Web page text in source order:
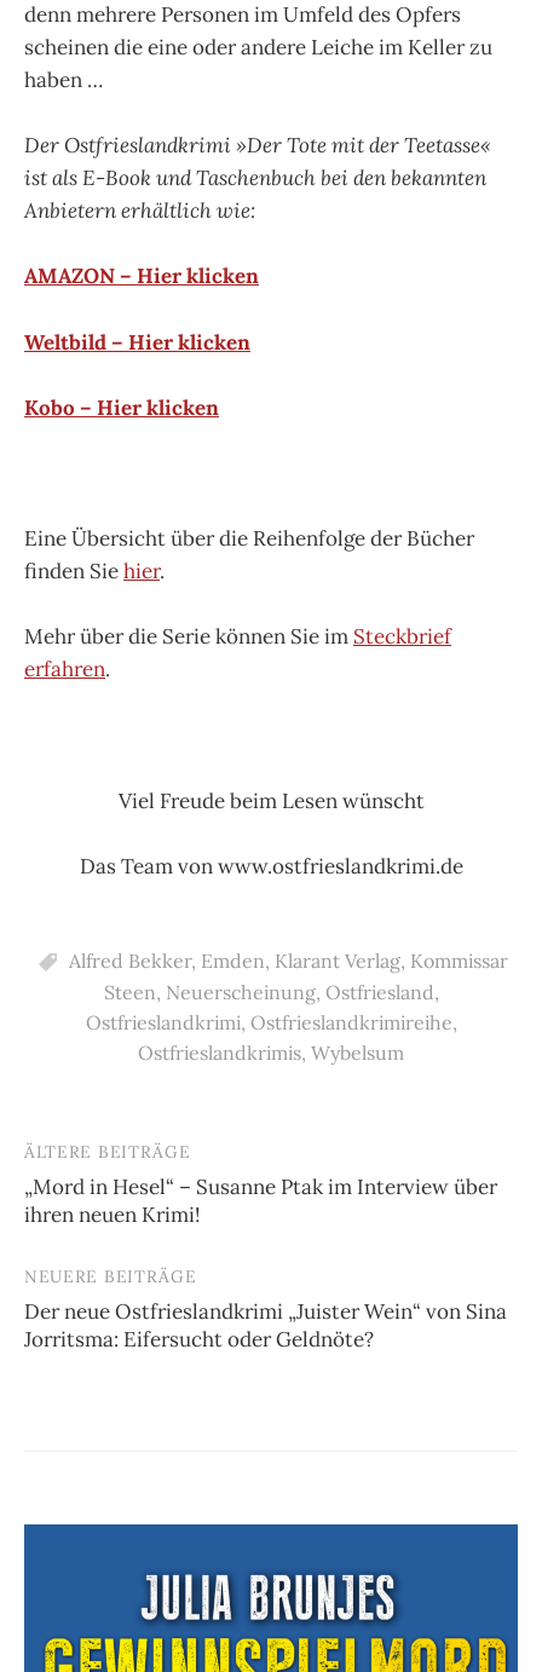
denn mehrere Personen im Umfeld des Opfers
scheinen die eine oder andere Leiche im Keller zu
haben …
Der Ostfrieslandkrimi »Der Tote mit der Teetasse«
ist als E-Book und Taschenbuch bei den bekannten
Anbietern erhältlich wie:
AMAZON – Hier klicken
Weltbild – Hier klicken
Kobo – Hier klicken
Eine Übersicht über die Reihenfolge der Bücher
finden Siehier.
Mehr über die Serie können Sie im Steckbrief
erfahren.
Viel Freude beim Lesen wünscht
Das Team von www.ostfrieslandkrimi.de
Alfred Bekker, Emden, Klarant Verlag, Kommissar
Steen, Neuerscheinung, Ostfriesland,
Ostfrieslandkrimi, Ostfrieslandkrimireihe,
Ostfrieslandkrimis, Wybelsum
Beitragsnavigation
ÄLTERE BEITRÄGE
„Mord in Hesel“ – Susanne Ptak im Interview über
ihren neuen Krimi!
NEUERE BEITRÄGE
Der neue Ostfrieslandkrimi „Juister Wein“ von Sina
Jorritsma: Eifersucht oder Geldnöte?